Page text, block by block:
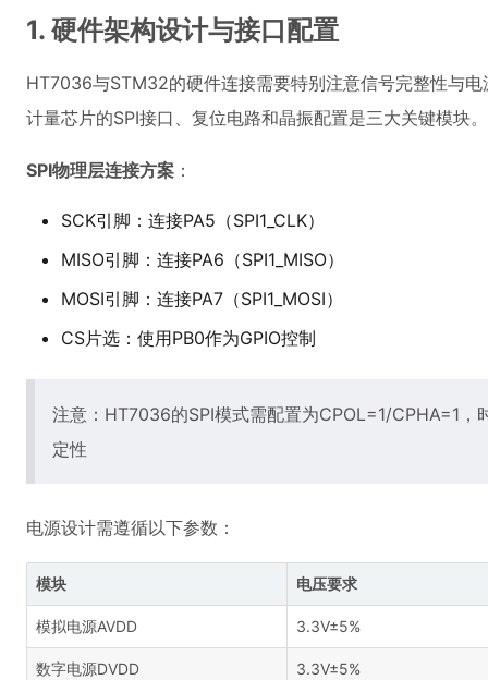
1. 硬件架构设计与接口配置
HT7036与STM32的硬件连接需要特别注意信号完整性与
计量芯片的SPI接口、复位电路和晶振配置是三大关键模块。
SPI物理层连接方案 ：
SCK引脚：连接PA5（SPI1_CLK）
MISO引脚：连接PA6（SPI1_MISO）
MOSI引脚：连接PA7（SPI1_MOSI）
CS片选：使用PB0作为GPIO控制
注意：HT7036的SPI模式需配置为CPOL=1/CPHA=1
定性
电源设计需遵循以下参数：
模块 电压要求
模拟电源AVDD 3.3V±5%
数字电源DVDD 3.3V±5%